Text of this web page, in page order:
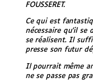
FOUSSERET.
Ce qui est
nécessaire qu’il se
se réalisent. Il
presse son futur
Il pourrait même
ne se passe pas